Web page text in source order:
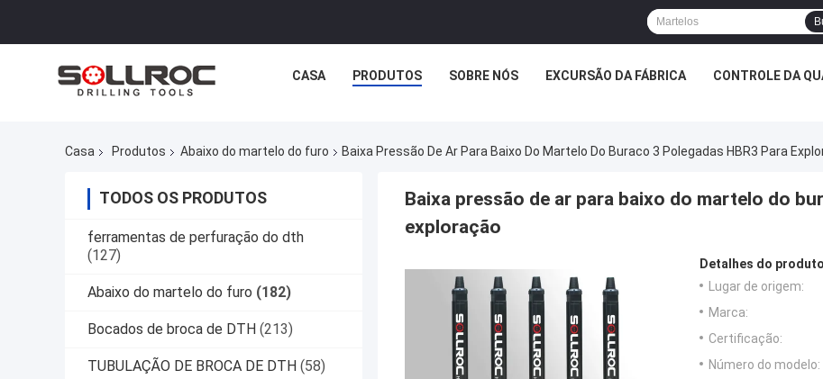
CASA PRODUTOS SOBRE NÓS EXCURSÃO DA FÁBRICA CONTROLE DA
Casa Produtos Abaixo do martelo do furo Baixa Pressão De Ar Para Baixo Do Martelo Do Buraco 3 Polegadas HBR3 Para
TODOS OS PRODUTOS
ferramentas de perfuração do dth
(127)
Abaixo do martelo do furo (182)
Bocados de broca de DTH (213)
TUBULAÇÃO DE BROCA DE DTH (58)
Baixa pressão de ar para baixo do martelo do
exploração
Detalhes do
Lugar de origem:
Marca:
Certificação:
Número do modelo: